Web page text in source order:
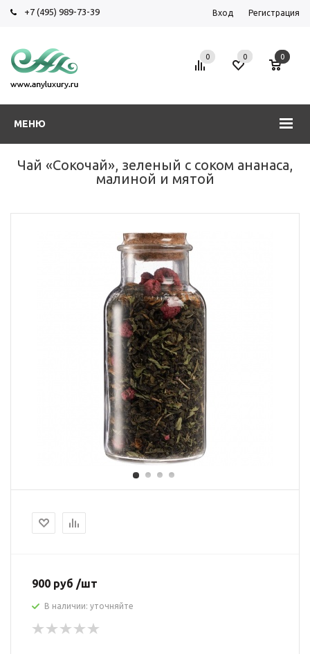
+7 (495) 989-73-39 Вход Регистрация
МЕНЮ
0 0 0
Чай «Сокочай», зеленый с соком ананаса,
малиной и мятой
900 руб /шт
В наличии: уточняйте